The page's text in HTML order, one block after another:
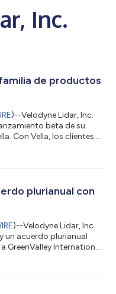
Inc.
de productos
)--Velodyne Lidar, Inc.
beta de su
Con Vella, los clientes
autónomas.
fácilmente a las ofertas
plurianual con
)--Velodyne Lidar, Inc.
un acuerdo plurianual
GreenValley International
ya está enviando